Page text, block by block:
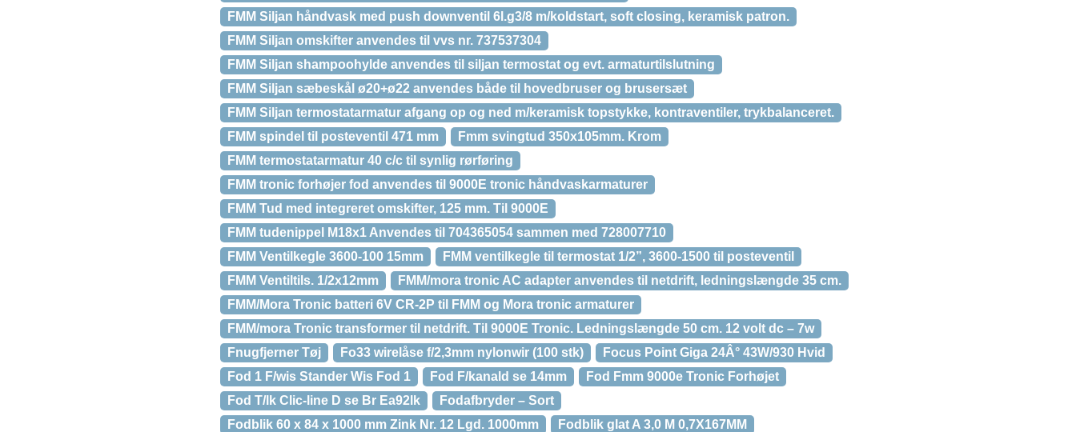
FMM Siljan håndvask med push downventil 6l.g3/8 m/koldstart, soft closing, keramisk patron.
FMM Siljan omskifter anvendes til vvs nr. 737537304
FMM Siljan shampoohylde anvendes til siljan termostat og evt. armaturtilslutning
FMM Siljan sæbeskål ø20+ø22 anvendes både til hovedbruser og brusersæt
FMM Siljan termostatarmatur afgang op og ned m/keramisk topstykke, kontraventiler, trykbalanceret.
FMM spindel til posteventil 471 mm
Fmm svingtud 350x105mm. Krom
FMM termostatarmatur 40 c/c til synlig rørføring
FMM tronic forhøjer fod anvendes til 9000E tronic håndvaskarmaturer
FMM Tud med integreret omskifter, 125 mm. Til 9000E
FMM tudenippel M18x1 Anvendes til 704365054 sammen med 728007710
FMM Ventilkegle 3600-100 15mm
FMM ventilkegle til termostat 1/2”, 3600-1500 til posteventil
FMM Ventiltils. 1/2x12mm
FMM/mora tronic AC adapter anvendes til netdrift, ledningslængde 35 cm.
FMM/Mora Tronic batteri 6V CR-2P til FMM og Mora tronic armaturer
FMM/mora Tronic transformer til netdrift. Til 9000E Tronic. Ledningslængde 50 cm. 12 volt dc – 7w
Fnugfjerner Tøj
Fo33 wirelåse f/2,3mm nylonwir (100 stk)
Focus Point Giga 24Â° 43W/930 Hvid
Fod 1 F/wis Stander Wis Fod 1
Fod F/kanald se 14mm
Fod Fmm 9000e Tronic Forhøjet
Fod T/lk Clic-line D se Br Ea92lk
Fodafbryder – Sort
Fodblik 60 x 84 x 1000 mm Zink Nr. 12 Lgd. 1000mm
Fodblik glat A 3,0 M 0,7X167MM